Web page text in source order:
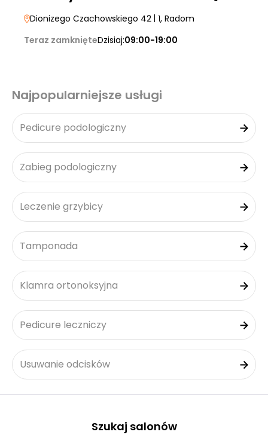
Dionizego Czachowskiego 42 | 1, Radom
Teraz zamknięteDzisiaj:09:00-19:00
Najpopularniejsze usługi
Pedicure podologiczny
Zabieg podologiczny
Leczenie grzybicy
Tamponada
Klamra ortonoksyjna
Pedicure leczniczy
Usuwanie odcisków
Szukaj salonów